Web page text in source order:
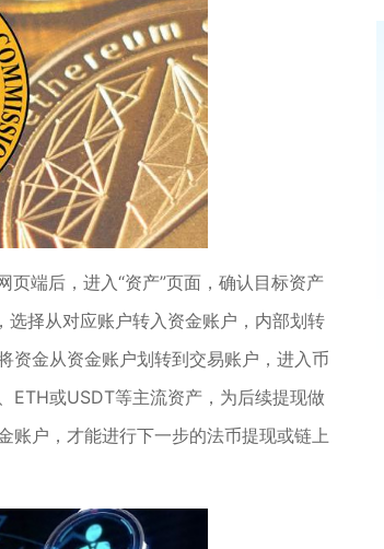
端后，进入“资产”页面，确认目标资产
选择从对应账户转入资金账户，内部划转
资金从资金账户划转到交易账户，进入币
ETH或USDT等主流资产，为后续提现做
账户，才能进行下一步的法币提现或链上